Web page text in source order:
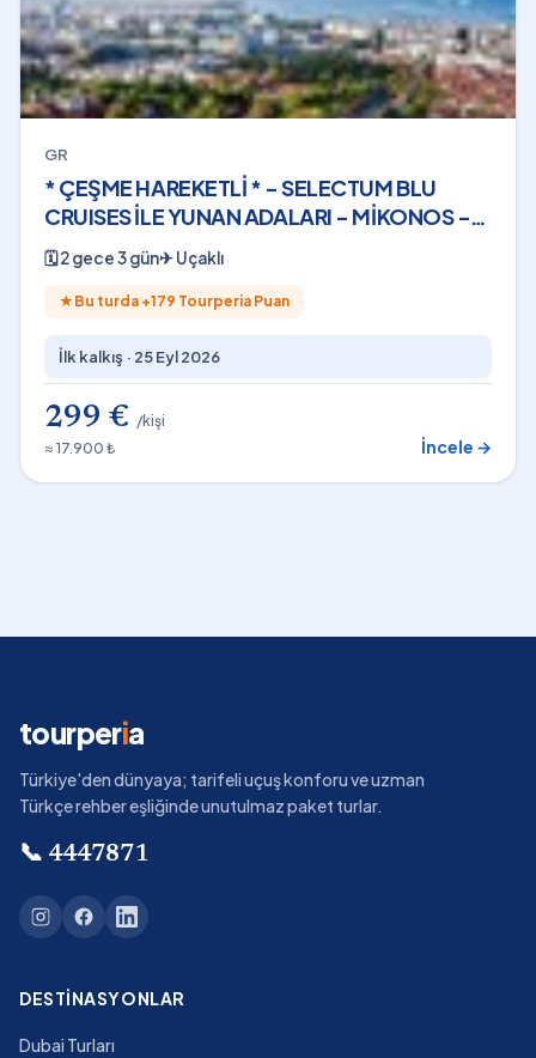
GR
* ÇEŞME HAREKETLİ * - SELECTUM BLU
CRUISES İLE YUNAN ADALARI - MİKONOS -
(2 GECE - 3 GÜN) - 2026
🗓2 gece 3 gün✈Uçaklı
★ Bu turda +179 Tourperia Puan
İlk kalkış · 25 Eyl 2026
299 € /kişi
≈ 17.900 ₺
İncele →
tourperia
Türkiye'den dünyaya; tarifeli uçuş konforu ve uzman
Türkçe rehber eşliğinde unutulmaz paket turlar.
📞 4447871
DESTINASYONLAR
Dubai Turları